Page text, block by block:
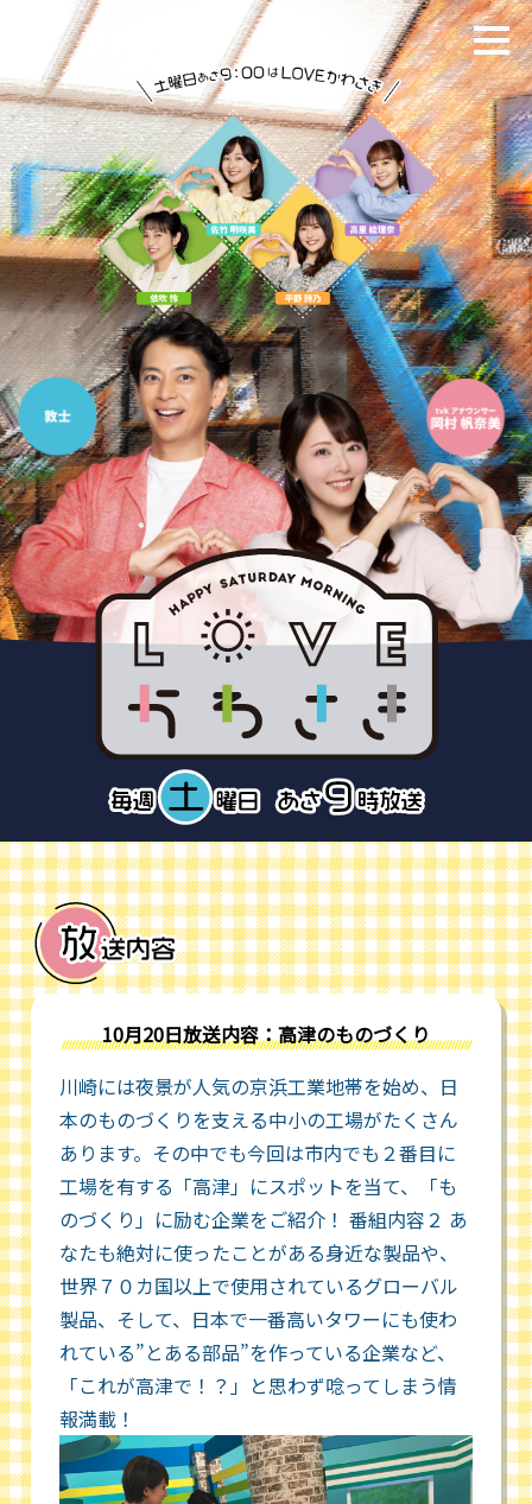
10月20日放送内容：高津のものづくり
川崎には夜景が人気の京浜工業地帯を始め、日
本のものづくりを支える中小の工場がたくさん
あります。その中でも今回は市内でも２番目に
工場を有する「高津」にスポットを当て、「も
のづくり」に励む企業をご紹介！ 番組内容２ あ
なたも絶対に使ったことがある身近な製品や、
世界７０カ国以上で使用されているグローバル
製品、そして、日本で一番高いタワーにも使わ
れている”とある部品”を作っている企業など、
「これが高津で！？」と思わず唸ってしまう情
報満載！